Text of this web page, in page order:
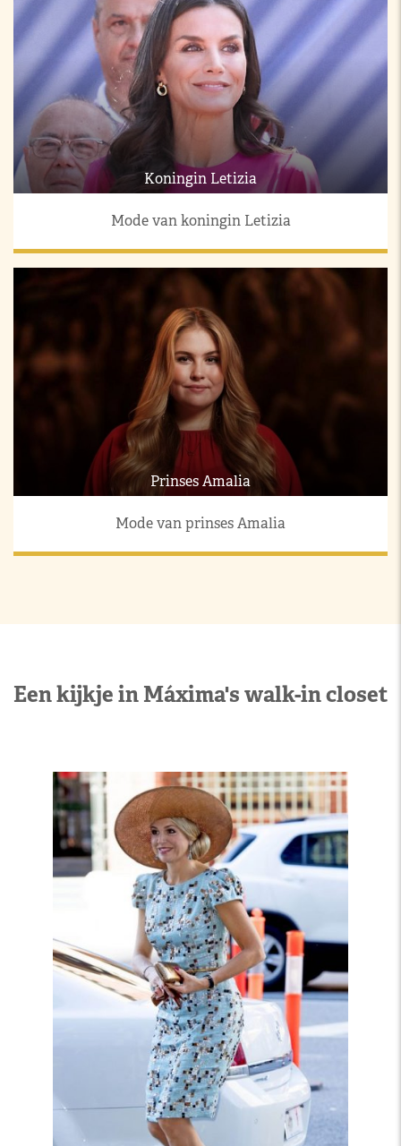
Koningin Letizia
Mode van koningin Letizia
Prinses Amalia
Mode van prinses Amalia
Een kijkje in Máxima's walk-in closet